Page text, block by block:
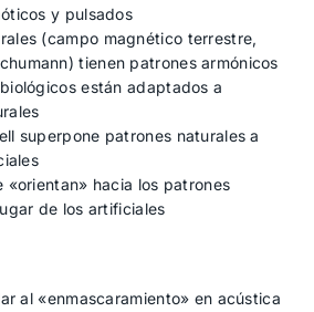
y pulsados
(campo magnético terrestre,
tienen patrones armónicos
están adaptados a
superpone patrones naturales a
«orientan» hacia los patrones
de los artificiales
al «enmascaramiento» en acústica